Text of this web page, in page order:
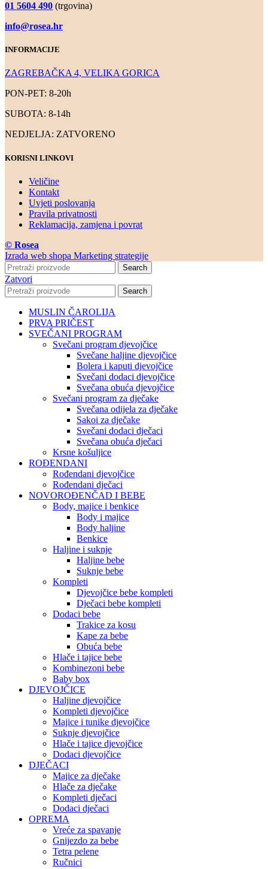
01 5604 490 (trgovina)
info@rosea.hr
INFORMACIJE
ZAGREBAČKA 4, VELIKA GORICA
PON-PET: 8-20h
SUBOTA: 8-14h
NEDJELJA: ZATVORENO
KORISNI LINKOVI
Veličine
Kontakt
Uvjeti poslovanja
Pravila privatnosti
Reklamacija, zamjena i povrat
© Rosea
Izrada web shopa Marketing strategije
Search
Zatvori
Search
MUSLIN ČAROLIJA
PRVA PRIČEST
SVEČANI PROGRAM
Svečani program djevojčice
Svečane haljine djevojčice
Bolera i kaputi djevojčice
Svečani dodaci djevojčice
Svečana obuća djevojčice
Svečani program za dječake
Svečana odijela za dječake
Sakoi za dječake
Svečani dodaci dječaci
Svečana obuća dječaci
Krsne košuljice
ROĐENDANI
Rođendani djevojčice
Rođendani dječaci
NOVOROĐENČAD I BEBE
Body, majice i benkice
Body i majice
Body haljine
Benkice
Haljine i suknje
Haljine bebe
Suknje bebe
Kompleti
Djevojčice bebe kompleti
Dječaci bebe kompleti
Dodaci bebe
Trakice za kosu
Kape za bebe
Obuća bebe
Hlače i tajice bebe
Kombinezoni bebe
Baby box
DJEVOJČICE
Haljine djevojčice
Kompleti djevojčice
Majice i tunike djevojčice
Suknje djevojčice
Hlače i tajice djevojčice
Dodaci djevojčice
DJEČACI
Majice za dječake
Hlače za dječake
Kompleti dječaci
Dodaci dječaci
OPREMA
Vreće za spavanje
Gnijezdo za bebe
Tetra pelene
Ručnici